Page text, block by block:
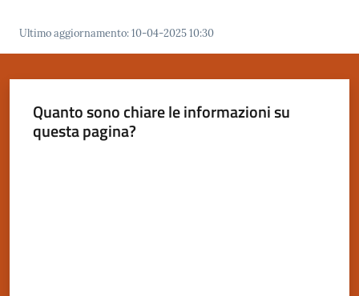
Dozza
Ultimo aggiornamento:10-04-2025 10:30
Quanto sono chiare le informazioni su
questa pagina?